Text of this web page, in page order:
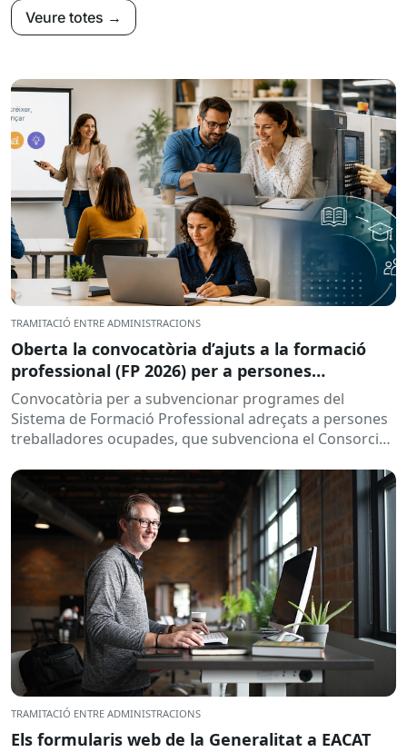
Veure totes →
TRAMITACIÓ ENTRE ADMINISTRACIONS
Oberta la convocatòria d’ajuts a la formació
professional (FP 2026) per a persones
treballadores ocupades
Convocatòria per a subvencionar programes del
Sistema de Formació Professional adreçats a persones
treballadores ocupades, que subvenciona el Consorci
TRAMITACIÓ ENTRE ADMINISTRACIONS
Els formularis web de la Generalitat a EACAT